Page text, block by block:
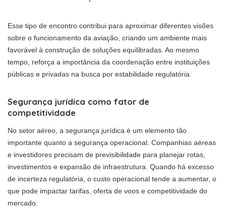
Esse tipo de encontro contribui para aproximar diferentes visões
sobre o funcionamento da aviação, criando um ambiente mais
favorável à construção de soluções equilibradas. Ao mesmo
tempo, reforça a importância da coordenação entre instituições
públicas e privadas na busca por estabilidade regulatória.
Segurança jurídica como fator de
competitividade
No setor aéreo, a segurança jurídica é um elemento tão
importante quanto a segurança operacional. Companhias aéreas
e investidores precisam de previsibilidade para planejar rotas,
investimentos e expansão de infraestrutura. Quando há excesso
de incerteza regulatória, o custo operacional tende a aumentar, o
que pode impactar tarifas, oferta de voos e competitividade do
mercado.